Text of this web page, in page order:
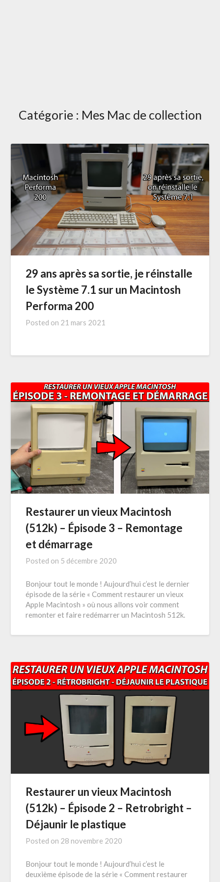
Catégorie : Mes Mac de collection
29 ans après sa sortie, je réinstalle
le Système 7.1 sur un Macintosh
Performa 200
Posted on 21 mars 2021
Restaurer un vieux Macintosh
(512k) – Épisode 3 – Remontage
et démarrage
Posted on 5 décembre 2020
Bonjour tout le monde ! Aujourd’hui c’est le dernier
épisode de la série « Comment restaurer un vieux
Apple Macintosh » où nous allons voir comment
remonter et faire redémarrer un Macintosh 512k.
Restaurer un vieux Macintosh
(512k) – Épisode 2 – Retrobright –
Déjaunir le plastique
Posted on 28 novembre 2020
Bonjour tout le monde ! Aujourd’hui c’est le
deuxième épisode de la série « Comment restaurer